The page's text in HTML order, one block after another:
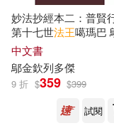
惜之(2)
愛旅遊編輯部
才永發(2)
民族出版社(4)
江蘇美術出版
江西高校出版
妙法抄經本二：普賢
第十七世法王噶瑪巴
多傑隸書寫經
中文書
鄔金欽列多傑
9 折 $359 $399
試閱